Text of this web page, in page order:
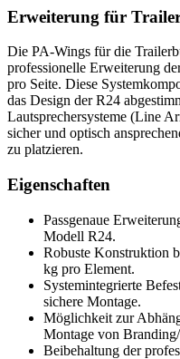
Erweiterung für
Die PA-Wings für die
professionelle Erweiterung
pro Seite. Diese
das Design der R24
Lautsprechersysteme (Line
sicher und optisch
zu platzieren.
Eigenschaften
Passgenaue
Modell R24.
Robuste Konstruktion
kg pro Element.
Systemintegrierte
sichere Montage.
Möglichkeit zur
Montage von
Beibehaltung der